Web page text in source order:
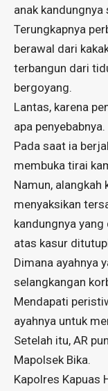
anak kandungnya
Terungkapnya
berawal dari
terbangun dari
bergoyang.
Lantas, karena
apa penyebabnya.
Pada saat ia
membuka tirai
Namun, alangkah
menyaksikan
kandungnya
atas kasur
Dimana ayahnya
selangkangan
Mendapati
ayahnya untuk
Setelah itu, AR
Mapolsek Bika.
Kapolres Kapuas